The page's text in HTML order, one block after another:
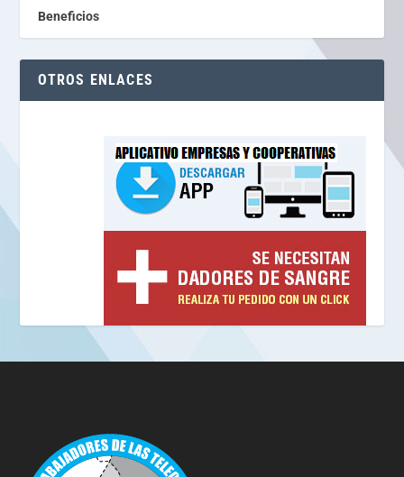
Beneficios
OTROS ENLACES